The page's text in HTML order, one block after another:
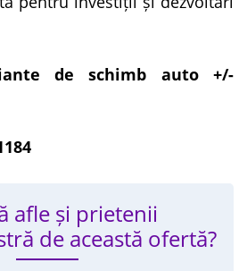
de schimb auto +/-
afle și prietenii
de această ofertă?